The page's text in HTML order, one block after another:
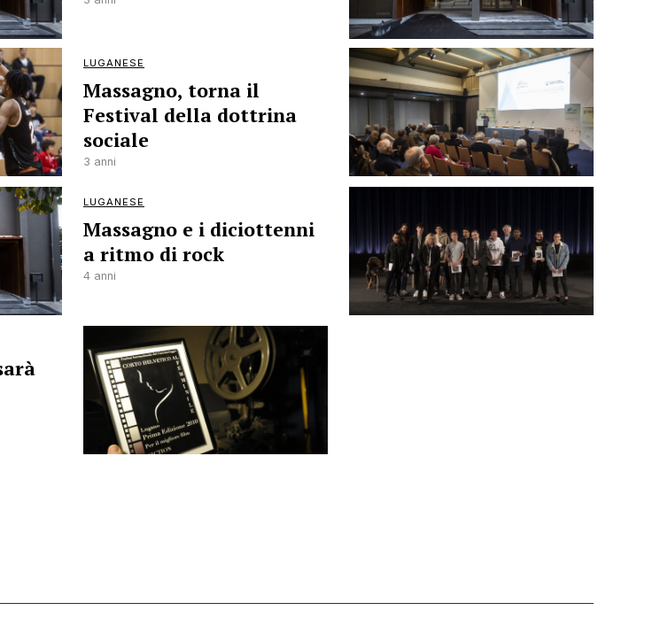
LUGANESE
Massagno, torna il
Festival della dottrina
sociale
3 anni
LUGANESE
Massagno e i diciottenni
a ritmo di rock
4 anni